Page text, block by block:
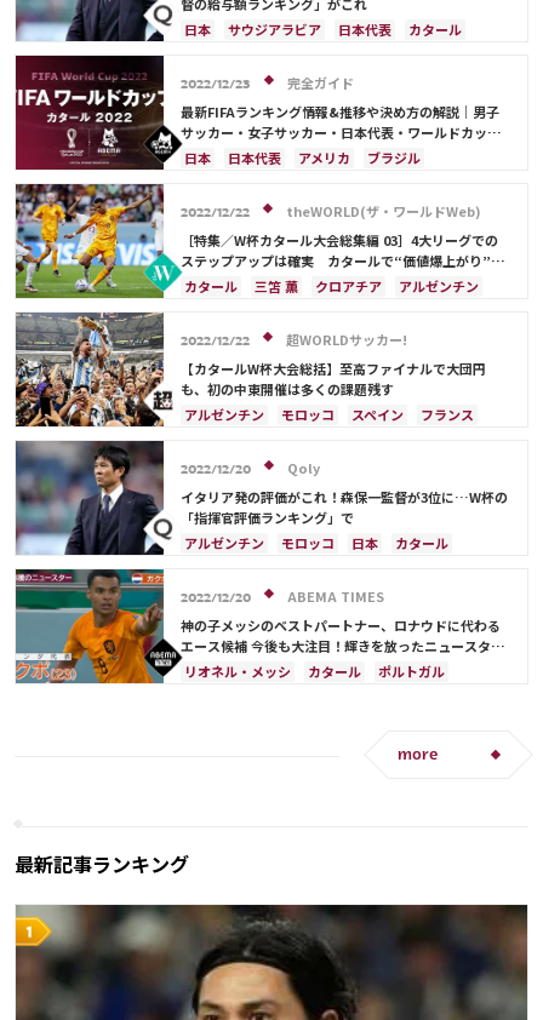
アルゼンチン
エクアドル ウルグアイ
カナダ
モロッコ
韓国 アメリカ
オーストラリア
コスタリカ
ケイラー・ナバス
サルダル・アズムン
日本
サウジアラビア 日本代表
カタール
スペイン
フランス ベルギー
スイス
イングランド オランダ
ポーランド
ポルトガル
ブラジル
アルゼンチン
エクアドル
ウルグアイ カナダ
メキシコ
アメリカ
ウェールズ
オーストラリア
コスタリカ
2022/12/23
完全ガイド
最新FIFAランキング情報&推移や決め方の解説｜男子
サッカー・女子サッカー・日本代表・ワールドカップ
出場国を網羅
日本 日本代表 アメリカ
ブラジル
ドイツ
ベルギー クロアチア
スイス
イングランド
アルゼンチン
ガーナ
デンマーク
セルビア スペイン
オランダ
ポーランド
ポルトガル
エクアドル
カメルーン
モロッコ ウェールズ
カタール
サウジアラビア 中山 雄太
2022/12/22
theWORLD(ザ・ワールドWeb)
［特集／W杯カタール大会総集編 03］4大リーグでの
ステップアップは確実 カタールで“価値爆上がり”の
11人
カタール 三笘 薫 クロアチア
アルゼンチン
モロッコ
日本代表
守田 英正
リオネル・メッシ
ドイツ スペイン
スイス
ポーランド
ポルトガル エクアドル
コスタリカ
C・ロナウド
カリム・ベンゼマ
2022/12/22
超WORLDサッカー!
【カタールW杯大会総括】至高ファイナルで大団円
も、初の中東開催は多くの課題残す
アルゼンチン
モロッコ スペイン
フランス
ポルトガル
コスタリカ
サウジアラビア
オランダ ブラジル
セネガル
韓国
オーストラリア イラン
ベルギー
ポーランド プレーオフ
エクアドル
アメリカ
日本代表 三笘 薫
C・ロナウド
キリアン・ムバッペ サディオ・マネ
2022/12/20
Qoly
イタリア発の評価がこれ！森保一監督が3位に…W杯の
「指揮官評価ランキング」で
アルゼンチン
モロッコ 日本
カタール
セルビア
スペイン フランス
クロアチア
スイス イングランド
オランダ
ポーランド
ポルトガル ブラジル
エクアドル
ウルグアイ
カナダ メキシコ
ガーナ
2022/12/20
ABEMA TIMES
神の子メッシのベストパートナー、ロナウドに代わる
エース候補 今後も大注目！輝きを放ったニュースタ
ー・フォワード編
リオネル・メッシ カタール
ポルトガル
セネガルmore
最新記事ランキング